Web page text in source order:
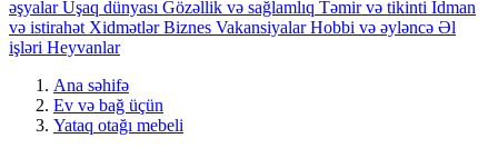
əşyalar Uşaq dünyası Gözəllik və sağlamlıq Təmir və tikinti İdman
və istirahət Xidmətlər Biznes Vakansiyalar Hobbi və əyləncə Əl
işləri Heyvanlar
Ana səhifə
Ev və bağ üçün
Yataq otağı mebeli